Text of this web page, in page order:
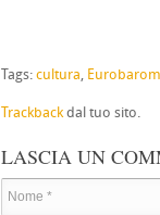
Tags: cultura,
Trackbackdal tuo sito.
LASCIA UN